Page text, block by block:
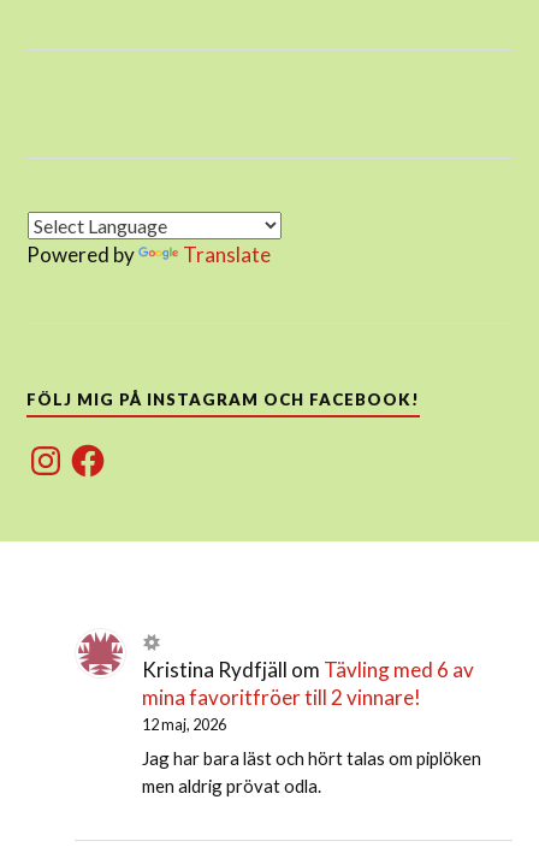
Powered by Translate
FÖLJ MIG PÅ INSTAGRAM OCH FACEBOOK!
InstagramFacebook
Kristina Rydfjäll om Tävling med 6 av
mina favoritfröer till 2 vinnare!
12 maj, 2026
Jag har bara läst och hört talas om piplöken
men aldrig prövat odla.